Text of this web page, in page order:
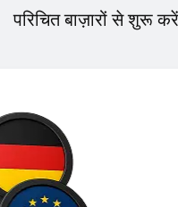
परिचित बाज़ारों से शुरू